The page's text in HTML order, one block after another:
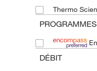
Thermo
DÉBIT